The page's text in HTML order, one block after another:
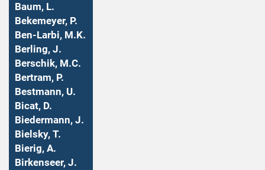
Baum, L.
Bekemeyer, P.
Ben-Larbi, M.K.
Berling, J.
Berschik, M.C.
Bertram, P.
Bestmann, U.
Bicat, D.
Biedermann, J.
Bielsky, T.
Bierig, A.
Birkenseer, J.